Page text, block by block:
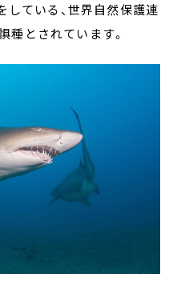
ている、世界自然保護連
種とされています。